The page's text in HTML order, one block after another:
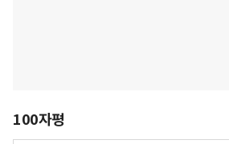
100자평